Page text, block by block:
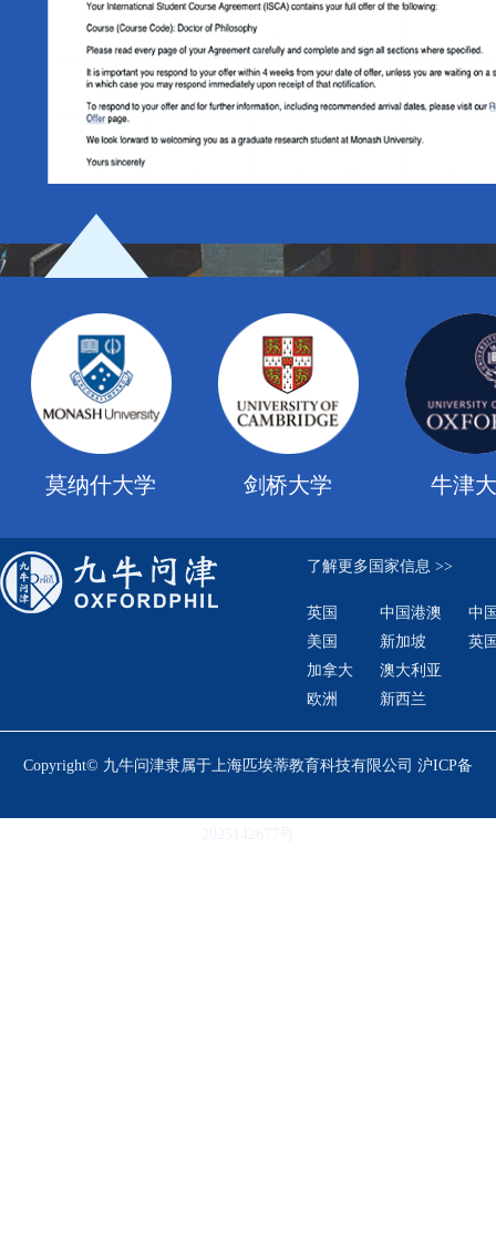
莫纳什大学 剑桥大学 牛津
了解更多国家信息 >>
英国
美国
加拿大
欧洲
中国港澳
新加坡
澳大利亚
新西兰
中
英
Copyright© 九牛问津隶属于上海匹埃蒂教育科技有限公司 沪ICP备